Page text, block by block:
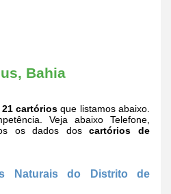
Bahia
21 cartóriosque listamos abaixo.
Veja abaixo Telefone,
os dados doscartórios de
Naturais do Distrito de